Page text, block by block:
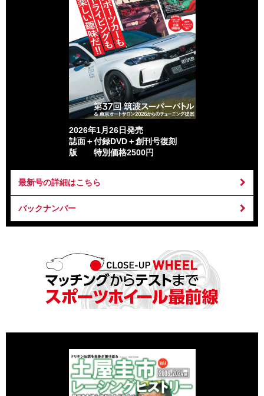
2026年1月26日発売
誌面＋付録DVD＋創刊号復刻
版 特別価格2500円
最新号の詳細はこちら
バックナンバー